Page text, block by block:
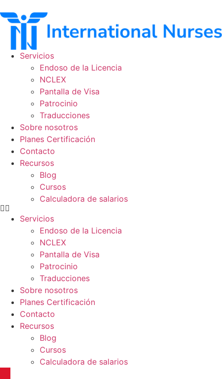
al
contenido
Servicios
Endoso de la Licencia
NCLEX
Pantalla de Visa
Patrocinio
Traducciones
Sobre nosotros
Planes Certificación
Contacto
Recursos
Blog
Cursos
Calculadora de salarios
Servicios
Endoso de la Licencia
NCLEX
Pantalla de Visa
Patrocinio
Traducciones
Sobre nosotros
Planes Certificación
Contacto
Recursos
Blog
Cursos
Calculadora de salarios